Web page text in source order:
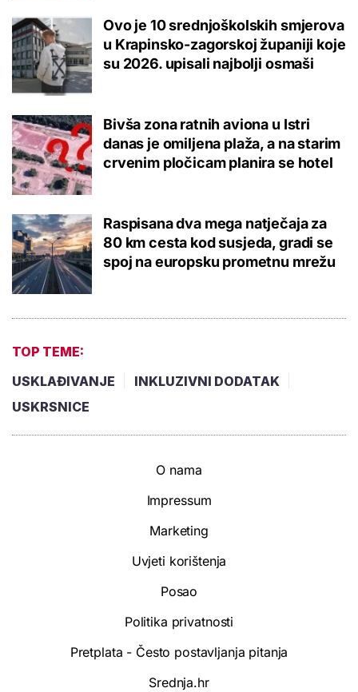
Ovo je 10 srednjoškolskih smjerova
u Krapinsko-zagorskoj županiji koje
su 2026. upisali najbolji osmaši
Bivša zona ratnih aviona u Istri
danas je omiljena plaža, a na starim
crvenim pločicam planira se hotel
Raspisana dva mega natječaja za
80 km cesta kod susjeda, gradi se
spoj na europsku prometnu mrežu
TOP TEME:
USKLAĐIVANJE
INKLUZIVNI DODATAK
USKRSNICE
O nama
Impressum
Marketing
Uvjeti korištenja
Posao
Politika privatnosti
Pretplata - Često postavljanja pitanja
Srednja.hr